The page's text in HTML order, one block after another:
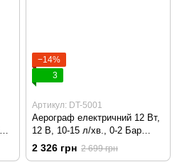
−14%
3
Артикул: DT-5001
Аерограф електричний 12 Вт,
12 В, 10-15 л/хв., 0-2 Бар
INTERTOOL DT-5001
2 326 грн 2 699 грн